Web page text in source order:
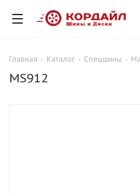
Главная - Каталог - Спецшины -
MS912